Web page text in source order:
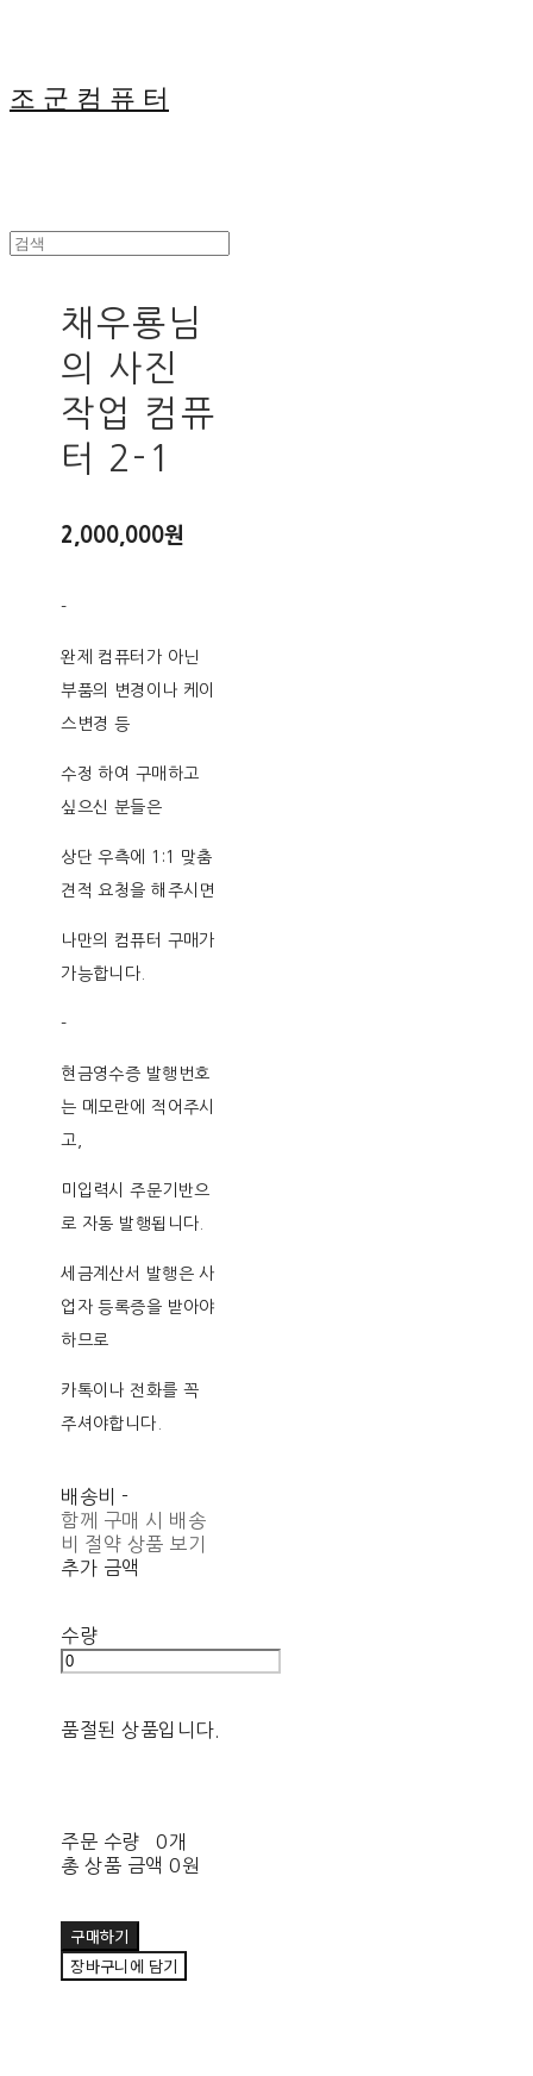
조 군 컴 퓨 터
채우룡님
의 사진
작업 컴퓨
터 2-1
2,000,000원
-
완제 컴퓨터가 아닌
부품의 변경이나 케이
스변경 등
수정 하여 구매하고
싶으신 분들은
상단 우측에 1:1 맞춤
견적 요청을 해주시면
나만의 컴퓨터 구매가
가능합니다.
-
현금영수증 발행번호
는 메모란에 적어주시
고,
미입력시 주문기반으
로 자동 발행됩니다.
세금계산서 발행은 사
업자 등록증을 받아야
하므로
카톡이나 전화를 꼭
주셔야합니다.
배송비 -
함께 구매 시 배송
비 절약 상품 보기
추가 금액
수량
품절된 상품입니다.
주문 수량
0개
총 상품 금액 0원
구매하기
장바구니에 담기